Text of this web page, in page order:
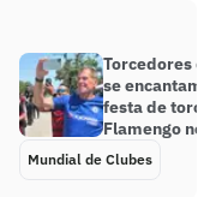
Torcedores
se encantam
festa de
Flamengo no
Mundial de Clubes